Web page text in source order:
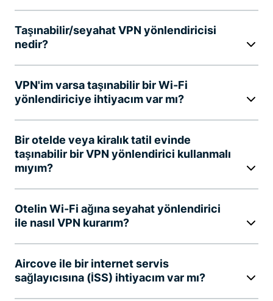
Taşınabilir/seyahat VPN yönlendiricisi
nedir?
VPN'im varsa taşınabilir bir Wi-Fi
yönlendiriciye ihtiyacım var mı?
Bir otelde veya kiralık tatil evinde
taşınabilir bir VPN yönlendirici kullanmalı
mıyım?
Otelin Wi-Fi ağına seyahat yönlendirici
ile nasıl VPN kurarım?
Aircove ile bir internet servis
sağlayıcısına (İSS) ihtiyacım var mı?